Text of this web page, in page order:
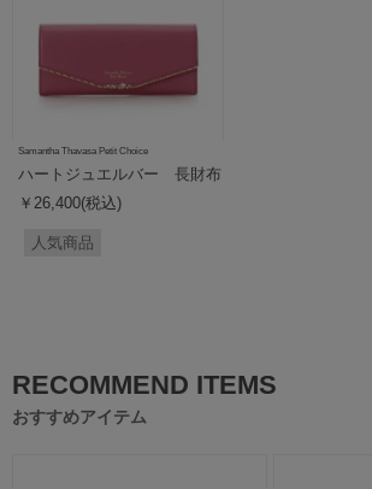
Samantha Thavasa Petit Choice
ハートジュエルバー 長財布
￥26,400(税込)
人気商品
RECOMMEND ITEMS
おすすめアイテム